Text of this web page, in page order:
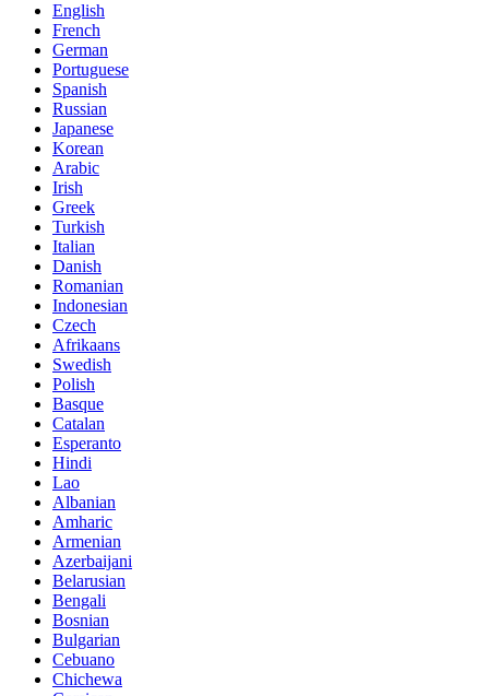
English
French
German
Portuguese
Spanish
Russian
Japanese
Korean
Arabic
Irish
Greek
Turkish
Italian
Danish
Romanian
Indonesian
Czech
Afrikaans
Swedish
Polish
Basque
Catalan
Esperanto
Hindi
Lao
Albanian
Amharic
Armenian
Azerbaijani
Belarusian
Bengali
Bosnian
Bulgarian
Cebuano
Chichewa